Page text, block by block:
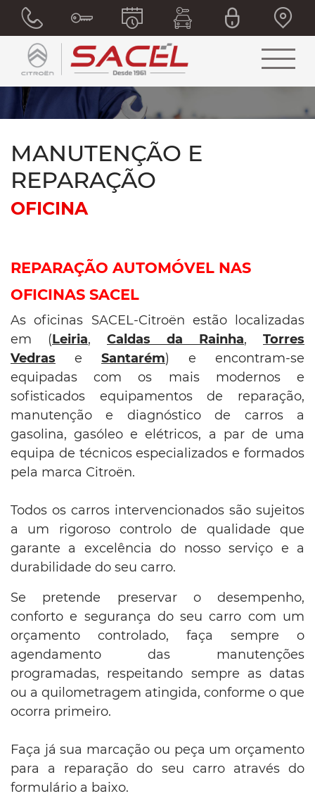
MANUTENÇÃO E
REPARAÇÃO
OFICINA
REPARAÇÃO AUTOMÓVEL NAS
OFICINAS SACEL
As oficinas SACEL-Citroën estão localizadas
em (Leiria, Caldas da Rainha, Torres
Vedras e Santarém) e encontram-se
equipadas com os mais modernos e
sofisticados equipamentos de reparação,
manutenção e diagnóstico de carros a
gasolina, gasóleo e elétricos, a par de uma
equipa de técnicos especializados e formados
pela marca Citroën.
Todos os carros intervencionados são sujeitos
a um rigoroso controlo de qualidade que
garante a excelência do nosso serviço e a
durabilidade do seu carro.
Se pretende preservar o desempenho,
conforto e segurança do seu carro com um
orçamento controlado, faça sempre o
agendamento das manutenções
programadas, respeitando sempre as datas
ou a quilometragem atingida, conforme o que
ocorra primeiro.
Faça já sua marcação ou peça um orçamento
para a reparação do seu carro através do
formulário a baixo.